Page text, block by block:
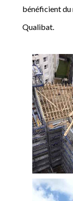
bénéficient du
Qualibat.